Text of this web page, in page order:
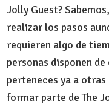
Jolly Guest?
realizar los pasos
requieren algo de
personas disponen
perteneces ya a
formar parte de The